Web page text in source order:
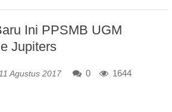
Ini PPSMB UGM
Jupiters
11 Agustus 2017 0 1644